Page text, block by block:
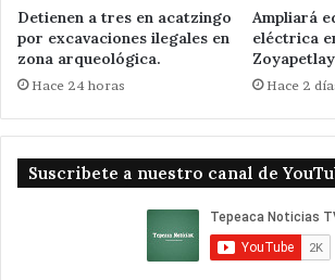
Detienen a tres en acatzingo
por excavaciones ilegales en
zona arqueológica.
Hace 24 horas
Ampliará
eléctrica
Hace 2
Suscribete a nuestro canal de